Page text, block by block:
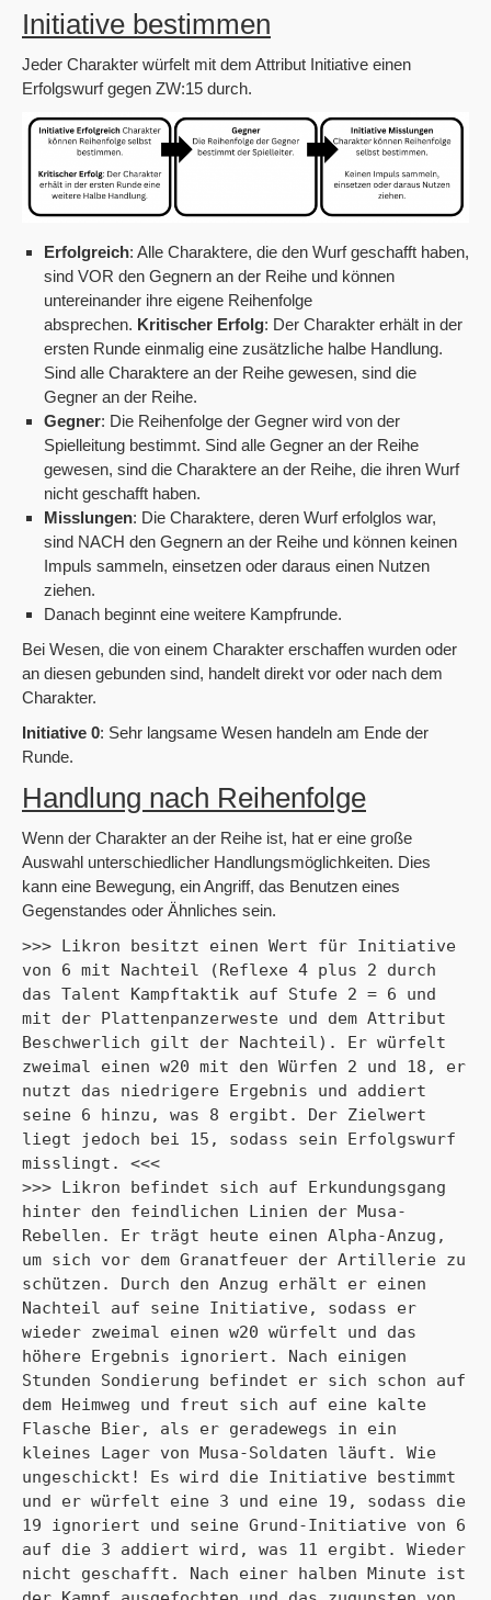
Initiative bestimmen
Jeder Charakter würfelt mit dem Attribut Initiative einen
Erfolgswurf gegen ZW:15 durch.
Erfolgreich: Alle Charaktere, die den Wurf geschafft haben,
sind VOR den Gegnern an der Reihe und können
untereinander ihre eigene Reihenfolge
absprechen. Kritischer Erfolg: Der Charakter erhält in der
ersten Runde einmalig eine zusätzliche halbe Handlung.
Sind alle Charaktere an der Reihe gewesen, sind die
Gegner an der Reihe.
Gegner: Die Reihenfolge der Gegner wird von der
Spielleitung bestimmt. Sind alle Gegner an der Reihe
gewesen, sind die Charaktere an der Reihe, die ihren Wurf
nicht geschafft haben.
Misslungen: Die Charaktere, deren Wurf erfolglos war,
sind NACH den Gegnern an der Reihe und können keinen
Impuls sammeln, einsetzen oder daraus einen Nutzen
ziehen.
Danach beginnt eine weitere Kampfrunde.
Bei Wesen, die von einem Charakter erschaffen wurden oder
an diesen gebunden sind, handelt direkt vor oder nach dem
Charakter.
Initiative 0: Sehr langsame Wesen handeln am Ende der
Runde.
Handlung nach Reihenfolge
Wenn der Charakter an der Reihe ist, hat er eine große
Auswahl unterschiedlicher Handlungsmöglichkeiten. Dies
kann eine Bewegung, ein Angriff, das Benutzen eines
Gegenstandes oder Ähnliches sein.
>>> Likron besitzt einen Wert für Initiative
von 6 mit Nachteil (Reflexe 4 plus 2 durch
das Talent Kampftaktik auf Stufe 2 = 6 und
mit der Plattenpanzerweste und dem Attribut
Beschwerlich gilt der Nachteil). Er würfelt
zweimal einen w20 mit den Würfen 2 und 18, er
nutzt das niedrigere Ergebnis und addiert
seine 6 hinzu, was 8 ergibt. Der Zielwert
liegt jedoch bei 15, sodass sein Erfolgswurf
misslingt. <<<
>>> Likron befindet sich auf Erkundungsgang
hinter den feindlichen Linien der Musa-
Rebellen. Er trägt heute einen Alpha-Anzug,
um sich vor dem Granatfeuer der Artillerie zu
schützen. Durch den Anzug erhält er einen
Nachteil auf seine Initiative, sodass er
wieder zweimal einen w20 würfelt und das
höhere Ergebnis ignoriert. Nach einigen
Stunden Sondierung befindet er sich schon auf
dem Heimweg und freut sich auf eine kalte
Flasche Bier, als er geradewegs in ein
kleines Lager von Musa-Soldaten läuft. Wie
ungeschickt! Es wird die Initiative bestimmt
und er würfelt eine 3 und eine 19, sodass die
19 ignoriert und seine Grund-Initiative von 6
auf die 3 addiert wird, was 11 ergibt. Wieder
nicht geschafft. Nach einer halben Minute ist